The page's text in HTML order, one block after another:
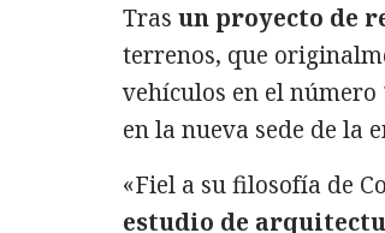
Tras un proyecto de
terrenos, que
vehículos en el número
en la nueva sede de la
«Fiel a su filosofía de
estudio de